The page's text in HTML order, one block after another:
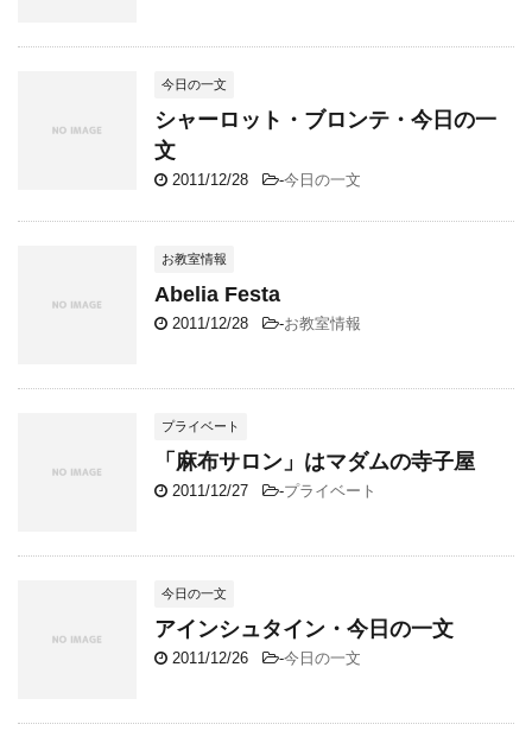
今日の一文
シャーロット・ブロンテ・今日の一
文
2011/12/28 -今日の一文
お教室情報
Abelia Festa
2011/12/28 -お教室情報
プライベート
「麻布サロン」はマダムの寺子屋
2011/12/27 -プライベート
今日の一文
アインシュタイン・今日の一文
2011/12/26 -今日の一文